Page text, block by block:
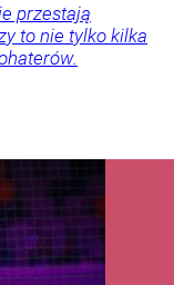
przestają
to nie tylko kilka